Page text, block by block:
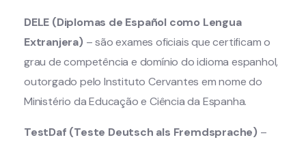
DELE (Diplomas de Español como Lengua
Extranjera) – são exames oficiais que certificam o
grau de competência e domínio do idioma espanhol,
outorgado pelo Instituto Cervantes em nome do
Ministério da Educação e Ciência da Espanha.
TestDaf (Teste Deutsch als Fremdsprache) –